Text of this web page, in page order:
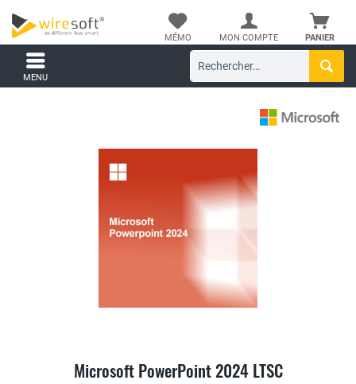
PANIER
MÉMO MON COMPTE
MENU
Microsoft PowerPoint 2024 LTSC